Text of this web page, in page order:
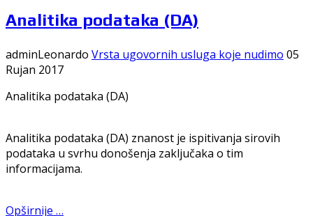
Analitika podataka (DA)
adminLeonardo Vrsta ugovornih usluga koje nudimo 05
Rujan 2017
Analitika podataka (DA)
Analitika podataka (DA) znanost je ispitivanja sirovih
podataka u svrhu donošenja zaključaka o tim
informacijama.
Opširnije …